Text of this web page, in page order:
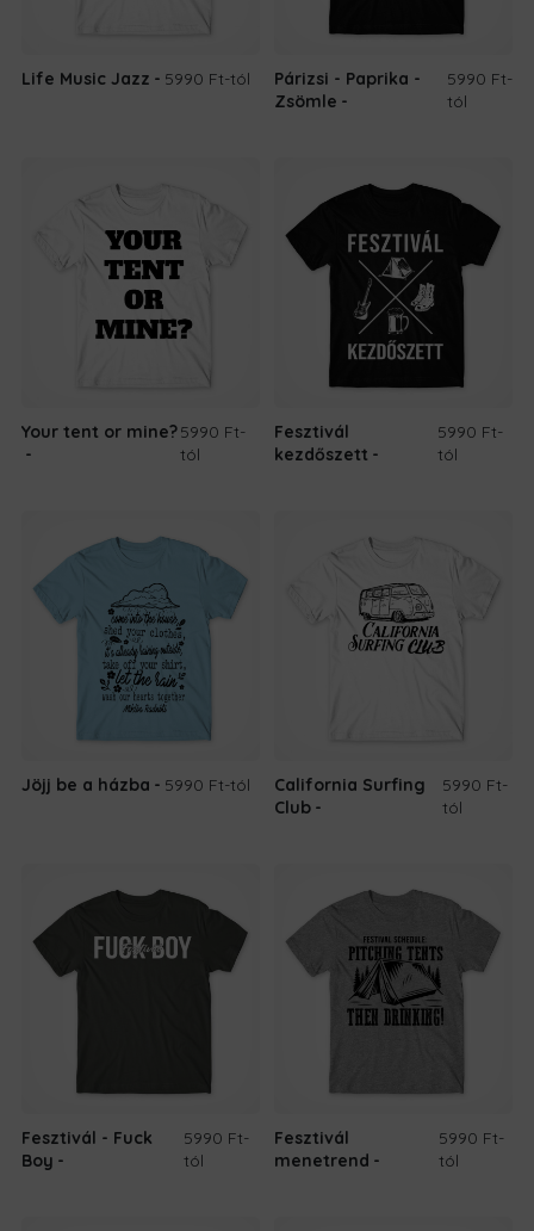
Life Music Jazz 5990 Ft-tól
Párizsi - Paprika -
Zsömle
5990 Ft-
tól
Your tent or mine?5990 Ft-
tól
Fesztivál
kezdőszett
5990 Ft-
tól
Jöjj be a házba 5990 Ft-tól
California Surfing
Club
5990 Ft-
tól
Fesztivál - Fuck
Boy
5990 Ft-
tól
Fesztivál
menetrend
5990 Ft-
tól